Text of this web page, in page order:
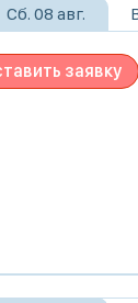
Сб. 08 авг.
заявку